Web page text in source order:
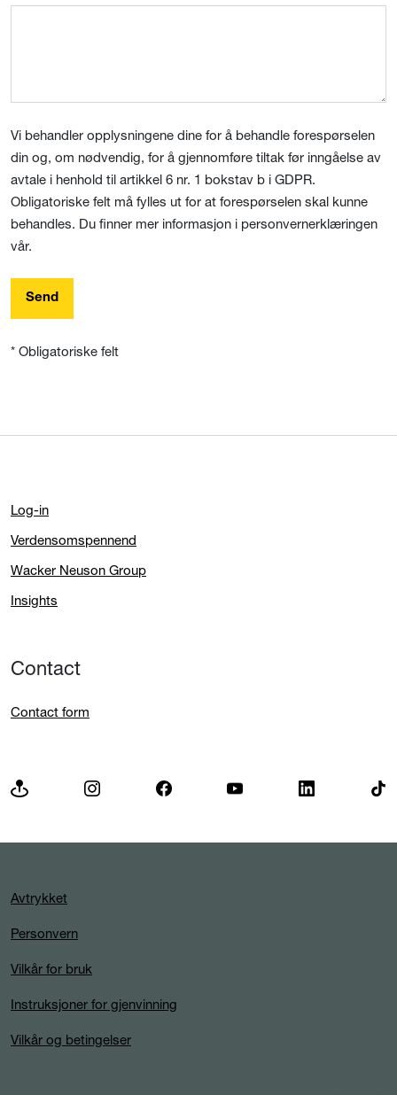
Vi behandler opplysningene dine for å behandle forespørselen
din og, om nødvendig, for å gjennomføre tiltak før inngåelse av
avtale i henhold til artikkel 6 nr. 1 bokstav b i GDPR.
Obligatoriske felt må fylles ut for at forespørselen skal kunne
behandles. Du finner mer informasjon i personvernerklæringen
vår.
Send
* Obligatoriske felt
Log-in
Verdensomspennend
Wacker Neuson Group
Insights
Contact
Contact form
Avtrykket
Personvern
Vilkår for bruk
Instruksjoner for gjenvinning
Vilkår og betingelser